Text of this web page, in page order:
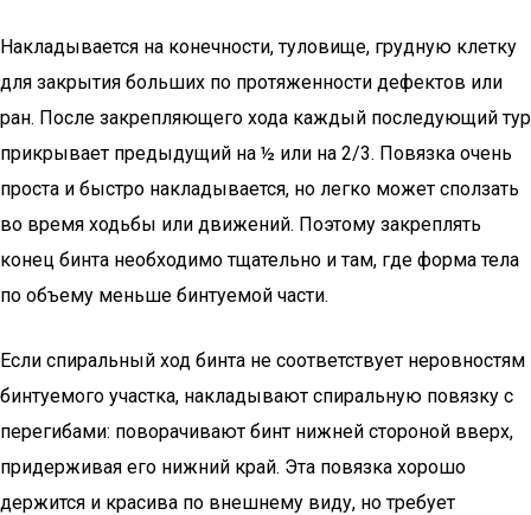
Накладывается на конечности, туловище, грудную клетку
для закрытия больших по протяженности дефектов или
ран. После закрепляющего хода каждый последующий тур
прикрывает предыдущий на ½ или на 2/3. Повязка очень
проста и быстро накладывается, но легко может сползать
во время ходьбы или движений. Поэтому закреплять
конец бинта необходимо тщательно и там, где форма тела
по объему меньше бинтуемой части.
Если спиральный ход бинта не соответствует неровностям
бинтуемого участка, накладывают спиральную повязку с
перегибами: поворачивают бинт нижней стороной вверх,
придерживая его нижний край. Эта повязка хорошо
держится и красива по внешнему виду, но требует